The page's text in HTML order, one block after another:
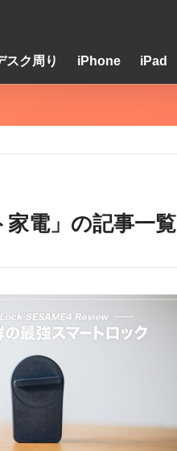
スク周り iPhone iPad
家電」の記事一覧